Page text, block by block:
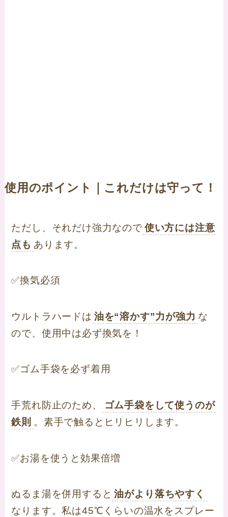
使用のポイント｜これだけは守って！
ただし、それだけ強力なので 使い方には注意
点も あります。
✅換気必須
ウルトラハードは 油を“溶かす”力が強力 な
ので、使用中は必ず換気を！
✅ゴム手袋を必ず着用
手荒れ防止のため、
ゴム手袋をして使うのが
鉄則 。素手で触るとヒリヒリします。
✅お湯を使うと効果倍増
ぬるま湯を併用すると 油がより落ちやすく
なります。私は45℃くらいの温水をスプレー